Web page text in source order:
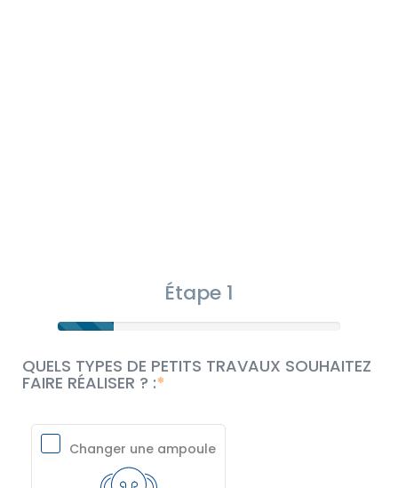
Étape 1
QUELS TYPES DE PETITS TRAVAUX SOUHAITEZ
FAIRE RÉALISER ? :
Changer une ampoule